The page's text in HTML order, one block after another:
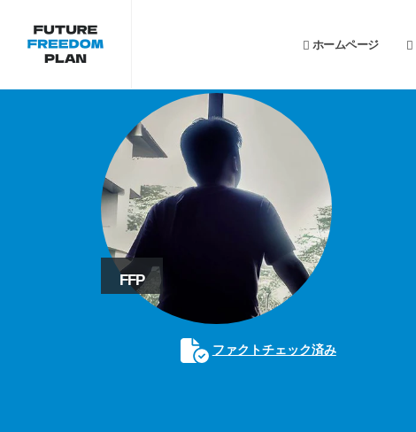
ホームページ
FFP
ファクトチェック済み